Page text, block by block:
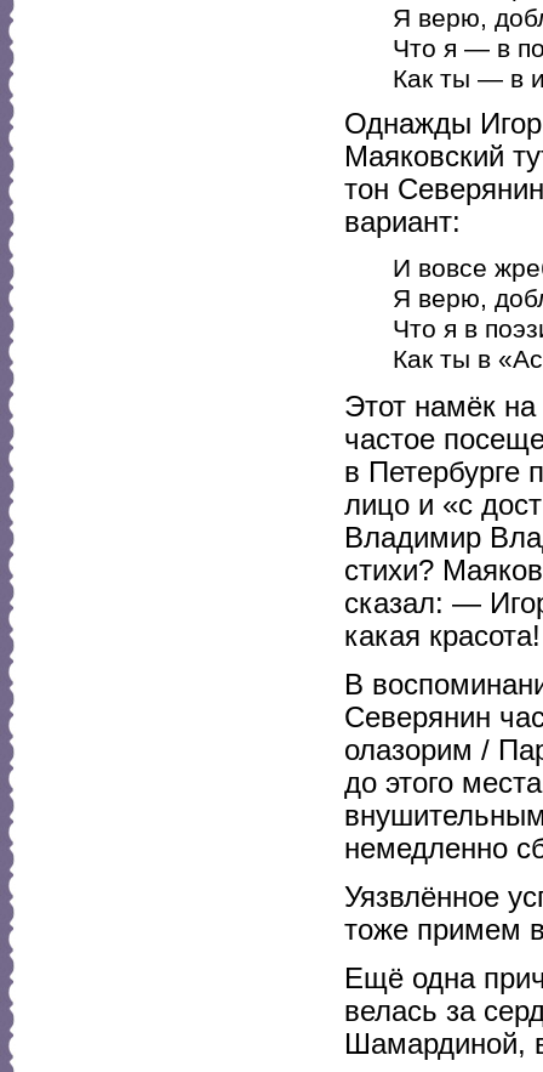
Я верю,
Что я — в
Как ты — в
Однажды
Маяковский
тон
вариант:
И вовсе
Я верю,
Что я в
Как ты в
Этот намёк
частое
в Петербурге
лицо и «с
Владимир
стихи?
сказал: —
какая
В
Северянин
олазорим /
до этого
немедленно
Уязвлённое
тоже примем
Ещё одна
велась за
Шамардиной,